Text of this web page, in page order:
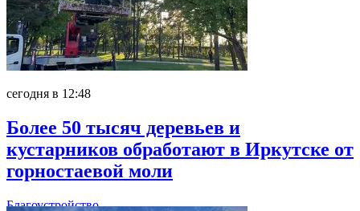
сегодня в 12:48
Более 50 тысяч деревьев и
кустарников обработают в Иркутске от
горностаевой моли
Благоустройство